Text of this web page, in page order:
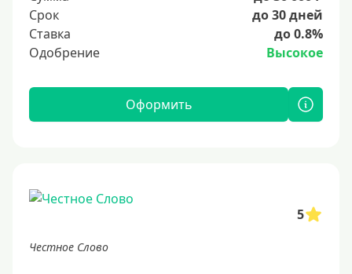
Срок
до 30 дней
Ставка
до 0.8%
Одобрение
Высокое
Оформить
5
Честное Слово